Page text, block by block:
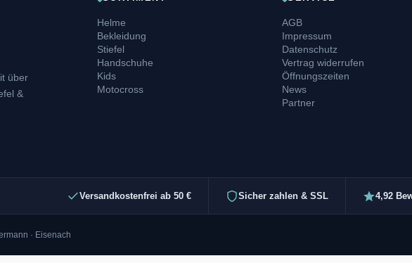
über
&
Helme
Bekleidung
Stiefel
Handschuhe
Kids
Motocross
AGB
Impressum
Datenschutz
Vertrag widerrufen
Öffnungszeiten
News
Partner
Versandkostenfrei ab 50 € Sicher zahlen & SSL 4,92
· Eisenach